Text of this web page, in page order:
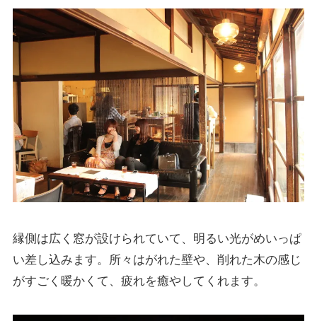
縁側は広く窓が設けられていて、明るい光がめいっぱ
い差し込みます。所々はがれた壁や、削れた木の感じ
がすごく暖かくて、疲れを癒やしてくれます。